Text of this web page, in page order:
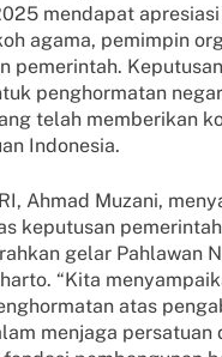
mendapat
agama, pemimpin
pemerintah.
penghormatan
telah memberikan
Indonesia.
Ahmad Muzani,
keputusan pemerintah
gelar Pahlawan
“Kita
atas
menjaga persatuan